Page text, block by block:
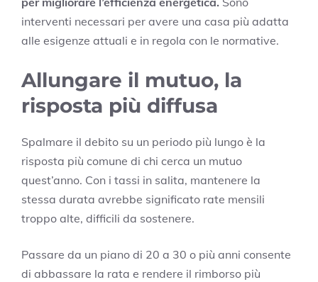
interventi necessari per avere una casa più adatta
alle esigenze attuali e in regola con le normative.
Allungare il mutuo, la
risposta più diffusa
Spalmare il debito su un periodo più lungo è la
risposta più comune di chi cerca un mutuo
quest’anno. Con i tassi in salita, mantenere la
stessa durata avrebbe significato rate mensili
troppo alte, difficili da sostenere.
Passare da un piano di 20 a 30 o più anni consente
di abbassare la rata e rendere il rimborso più